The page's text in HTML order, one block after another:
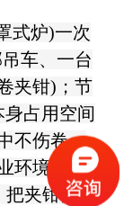
式炉)一次
车、一台
夹钳)；节
身占用空间
不伤卷，
环境。
把夹钳部分